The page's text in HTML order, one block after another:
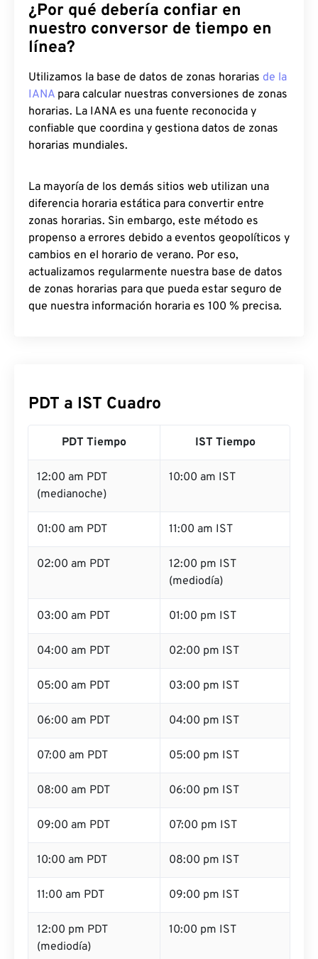
¿Por qué debería confiar en
nuestro conversor de tiempo en
línea?
Utilizamos la base de datos de zonas horarias de la
IANA para calcular nuestras conversiones de zonas
horarias. La IANA es una fuente reconocida y
confiable que coordina y gestiona datos de zonas
horarias mundiales.
La mayoría de los demás sitios web utilizan una
diferencia horaria estática para convertir entre
zonas horarias. Sin embargo, este método es
propenso a errores debido a eventos geopolíticos y
cambios en el horario de verano. Por eso,
actualizamos regularmente nuestra base de datos
de zonas horarias para que pueda estar seguro de
que nuestra información horaria es 100 % precisa.
PDT a IST Cuadro
PDT Tiempo IST Tiempo
12:00 am PDT
(medianoche)
10:00 am IST
01:00 am PDT 11:00 am IST
02:00 am PDT
12:00 pm IST
(mediodía)
03:00 am PDT 01:00 pm IST
04:00 am PDT 02:00 pm IST
05:00 am PDT 03:00 pm IST
06:00 am PDT 04:00 pm IST
07:00 am PDT 05:00 pm IST
08:00 am PDT 06:00 pm IST
09:00 am PDT 07:00 pm IST
10:00 am PDT 08:00 pm IST
11:00 am PDT 09:00 pm IST
12:00 pm PDT
(mediodía)
10:00 pm IST